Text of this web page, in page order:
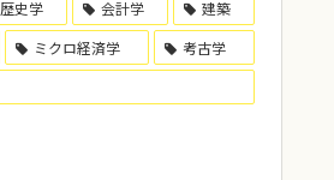
歴史学 会計学
建築
ミクロ経済学
考古学